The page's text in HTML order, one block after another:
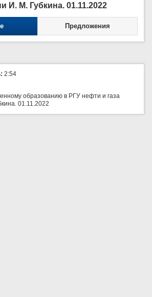
И. М. Губкина. 01.11.2022
Предложения
2:54
образованию в РГУ нефти и газа
01.11.2022